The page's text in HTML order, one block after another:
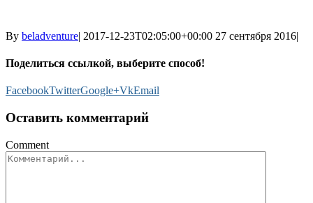
By beladventure| 2017-12-23T02:05:00+00:00 27 сентября 2016|
Поделиться ссылкой, выберите способ!
FacebookTwitterGoogle+VkEmail
Оставить комментарий
Comment